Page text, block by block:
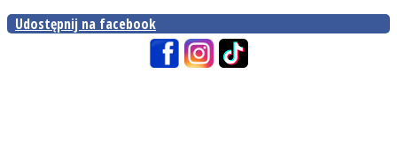
Udostępnij na facebook